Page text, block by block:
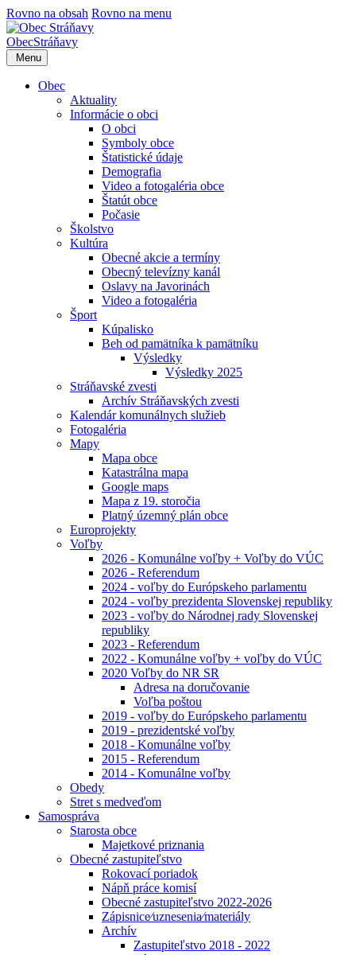
Rovno na obsah Rovno na menu
ObecStráňavy
Menu
Obec
Aktuality
Informácie o obci
O obci
Symboly obce
Štatistické údaje
Demografia
Video a fotogaléria obce
Štatút obce
Počasie
Školstvo
Kultúra
Obecné akcie a termíny
Obecný televízny kanál
Oslavy na Javorinách
Video a fotogaléria
Šport
Kúpalisko
Beh od pamätníka k pamätníku
Výsledky
Výsledky 2025
Stráňavské zvesti
Archív Stráňavských zvesti
Kalendár komunálnych služieb
Fotogaléria
Mapy
Mapa obce
Katastrálna mapa
Google maps
Mapa z 19. storočia
Platný územný plán obce
Europrojekty
Voľby
2026 - Komunálne voľby + Voľby do VÚC
2026 - Referendum
2024 - voľby do Európskeho parlamentu
2024 - voľby prezidenta Slovenskej republiky
2023 - voľby do Národnej rady Slovenskej
republiky
2023 - Referendum
2022 - Komunálne voľby + voľby do VÚC
2020 Voľby do NR SR
Adresa na doručovanie
Voľba poštou
2019 - voľby do Európskeho parlamentu
2019 - prezidentské voľby
2018 - Komunálne voľby
2015 - Referendum
2014 - Komunálne voľby
Obedy
Stret s medveďom
Samospráva
Starosta obce
Majetkové priznania
Obecné zastupiteľstvo
Rokovací poriadok
Nápň práce komisí
Obecné zastupiteľstvo 2022-2026
Zápisnice⁄uznesenia⁄materiály
Archív
Zastupiteľstvo 2018 - 2022